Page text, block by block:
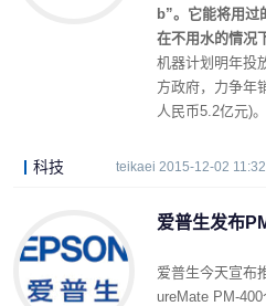
b”。它能将用过
在不用水的情况
机器计划明年投
方政府，力争年
人民币5.2亿元)。
科技 teikaei 2015-12-02 11:32
爱普生发布
爱普生今天宣布
ureMate PM-